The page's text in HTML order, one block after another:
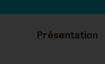
Présentation